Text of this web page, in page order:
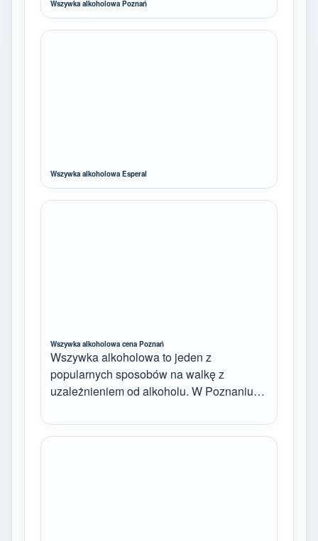
Wszywka alkoholowa Poznań
Wszywka alkoholowa Esperal
Wszywka alkoholowa cena Poznań
Wszywka alkoholowa to jeden z
popularnych sposobów na walkę z
uzależnieniem od alkoholu. W Poznaniu…